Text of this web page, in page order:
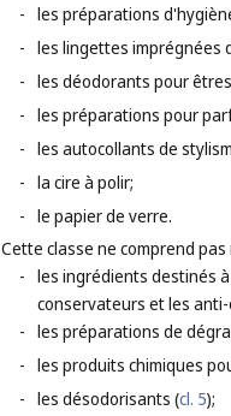
- les préparations
- les lingettes imprégnées
- les déodorants pour
- les préparations pour
- les autocollants de
- la cire à polir;
- le papier de verre.
Cette classe ne comprend
- les ingrédients destinés
conservateurs et les
- les préparations de
- les produits chimiques
- les désodorisants (cl. 5);